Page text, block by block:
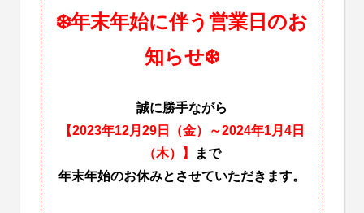
❄️年末年始に伴う営業日のお
知らせ❄️
誠に勝手ながら
【2023年12月29日（金）～2024年1月4日
（木）】
まで
年末年始のお休みとさせていただきます。